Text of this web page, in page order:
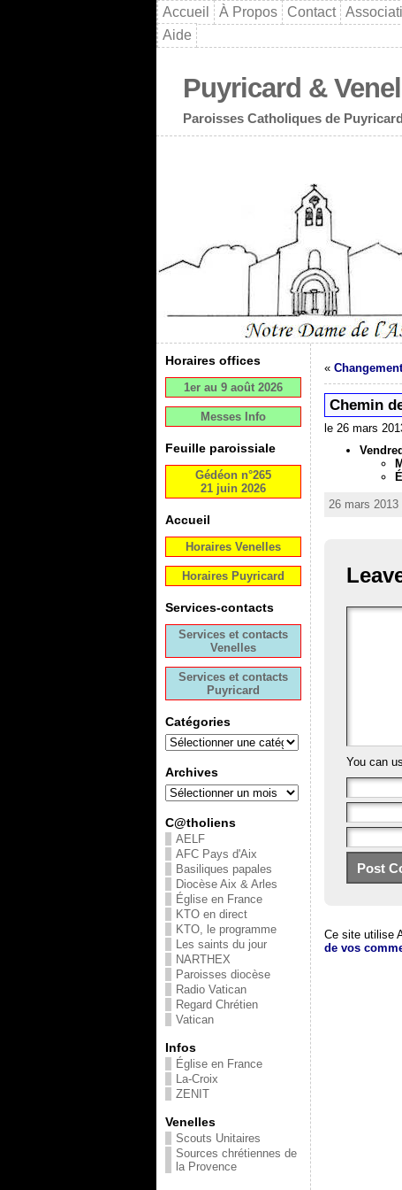
Accueil À Propos Contact
Aide
Puyricard &
Paroisses Catholiques de
Horaires offices
1er au 9 août 2026
Messes Info
Feuille paroissiale
Gédéon n°265
21 juin 2026
Accueil
Horaires Venelles
Horaires Puyricard
Services-contacts
Services et contacts
Venelles
Services et contacts
Puyricard
Catégories
Archives
C@tholiens
AELF
AFC Pays d'Aix
Basiliques papales
Diocèse Aix & Arles
Église en France
KTO en direct
KTO, le programme
Les saints du jour
NARTHEX
Paroisses diocèse
Radio Vatican
Regard Chrétien
Vatican
Infos
Église en France
La-Croix
ZENIT
Venelles
Scouts Unitaires
Sources chrétiennes de
la Provence
«
Chemin
le 26 mars
26 mars 2013
You can
Ce site utilise
de vos